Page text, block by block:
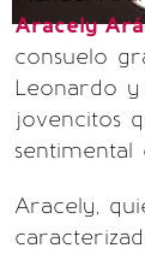
Aracely
consuelo
Leonardo y
jovencitos
sentimental
Aracely,